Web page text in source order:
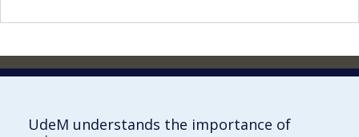
The Montreal Centre for International Studies
Montréal (QC)
UdeM understands the importance of